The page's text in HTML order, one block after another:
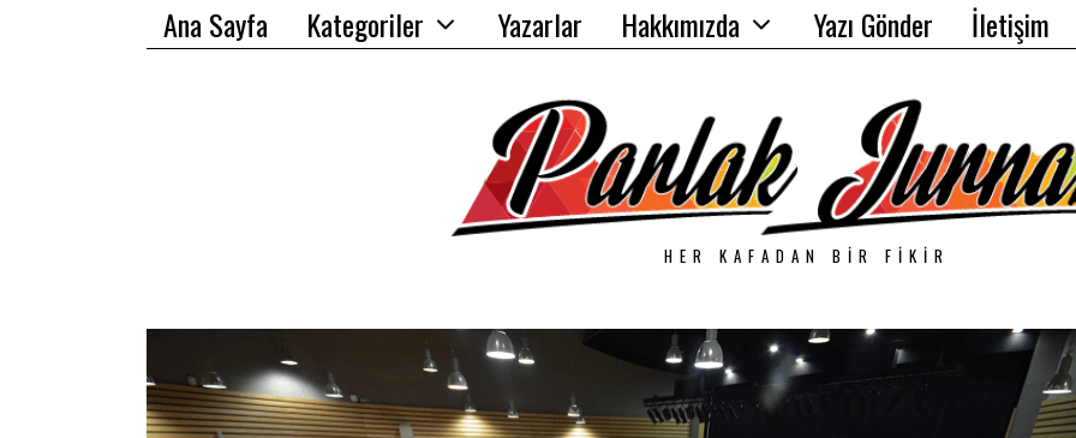
Ana Sayfa Kategoriler Yazarlar Hakkımızda Yazı Gönder İletişim
HER KAFADAN BIR FIKIR